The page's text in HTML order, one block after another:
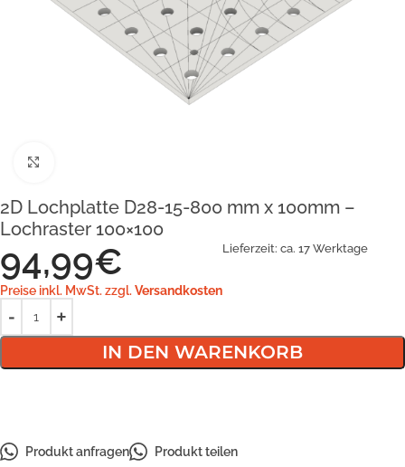
2D Lochplatte D28-15-800 mm x 100mm –
Lochraster 100×100
94,99€
Preise inkl. MwSt. zzgl. Versandkosten
Lieferzeit: ca. 17 Werktage
IN DEN WARENKORB
Produkt anfragen Produkt teilen